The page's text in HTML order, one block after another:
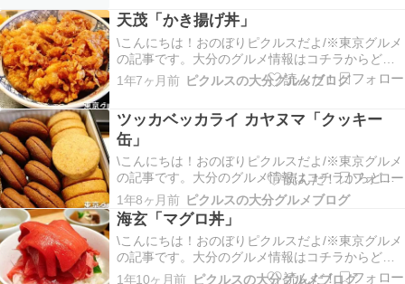
の間、このブログは東京グルメの記事を更新して
いく予定だよ。…
天茂「かき揚げ丼」
\こんにちは！おのぼりピクルスだよ/※東京グルメ
の記事です。大分のグルメ情報はコチラからどう
ぞ今回は赤坂にある天ぷら屋「天茂」さんに行っ
てきたよ。ビジネス街だからかな？営業日は平日
よ。開店直前になると行列が伸びてきたから、遅
くても15…
1年7ヶ月前 ピクルスの大分グルメブログ
ツッカベッカライ カヤヌマ「クッキー
缶」
\こんにちは！おのぼりピクルスだよ/※東京グルメ
の記事です。大分のグルメ情報はコチラからどう
ぞ今回は赤坂にある高級洋菓子店「ツッカベッカ
ライ カヤヌマ」さんに行ってきたよ。最寄駅は溜
池山王駅、国会議事堂前駅、赤坂駅だねぇ。外観
の写真を撮り忘れちゃったけど、黒基調ですごく
ラグジュア…
1年8ヶ月前 ピクルスの大分グルメブログ
海玄「マグロ丼」
\こんにちは！おのぼりピクルスだよ/※東京グルメ
の記事です。大分のグルメ情報はコチラからどう
ぞ今回は築地にある大人気のマグロ丼屋「海玄(シ
1年10ヶ月前 ピクルスの大分グルメブログ